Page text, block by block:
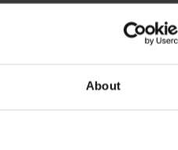
About